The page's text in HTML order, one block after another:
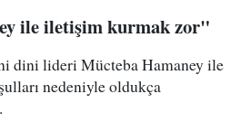
ile iletişim kurmak zor"
dini lideri Mücteba Hamaney ile
nedeniyle oldukça